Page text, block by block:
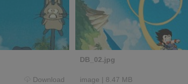
Download
DB_02.jpg
image | 8.47 MB